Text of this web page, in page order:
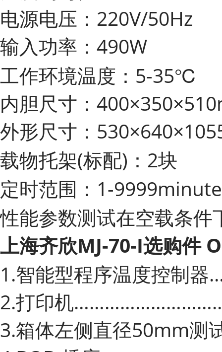
电源电压：220V/50Hz
输入功率：490W
工作环境温度：5-35℃
内胆尺寸：
外形尺寸：
载物托架(标配)：2块
定时范围：1-
性能参数测试在空载条
上海齐欣MJ-70-I选购件
1.智能型程序温度控制
2.打印机
3.箱体左侧直径50mm测